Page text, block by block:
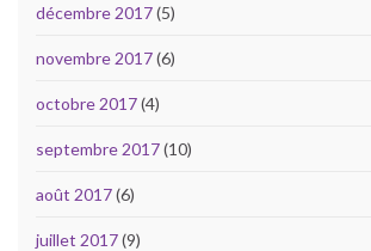
décembre 2017(5)
novembre 2017(6)
octobre 2017(4)
septembre 2017(10)
août 2017(6)
juillet 2017(9)